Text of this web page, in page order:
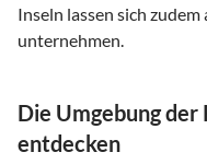
Inseln lassen sich
unternehmen.
Die Umgebung
entdecken